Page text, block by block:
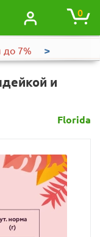
0
до 7% >
и
Florida